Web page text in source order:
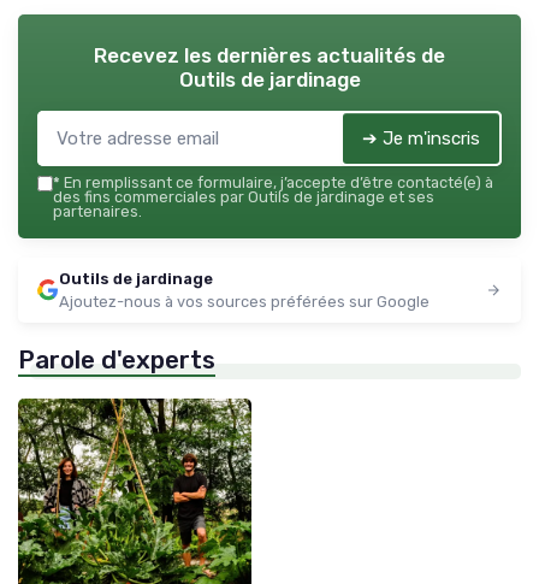
Recevez les dernières actualités de
Outils de jardinage
➔ Je m'inscris
* En remplissant ce formulaire, j’accepte d’être contacté(e) à
des fins commerciales par Outils de jardinage et ses
partenaires.
Outils de jardinage
Ajoutez-nous à vos sources préférées sur Google
Parole d'experts